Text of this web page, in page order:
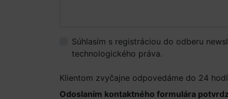
Súhlasím s registráciou do odberu
technologického práva.
Klientom zvyčajne odpovedáme do 24
Odoslaním kontaktného formulára